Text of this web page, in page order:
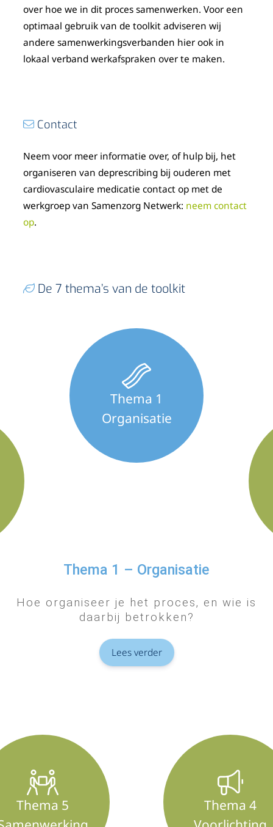
over hoe we in dit proces samenwerken. Voor een
optimaal gebruik van de toolkit adviseren wij
andere samenwerkingsverbanden hier ook in
lokaal verband werkafspraken over te maken.
Contact
Neem voor meer informatie over, of hulp bij, het
organiseren van deprescribing bij ouderen met
cardiovasculaire medicatie contact op met de
werkgroep van Samenzorg Netwerk: neem contact
op.
De 7 thema’s van de toolkit
Thema 1
Organisatie
Thema 1 – Organisatie
Hoe organiseer je het proces, en wie is
daarbij betrokken?
Lees verder
Thema 4
Thema 5